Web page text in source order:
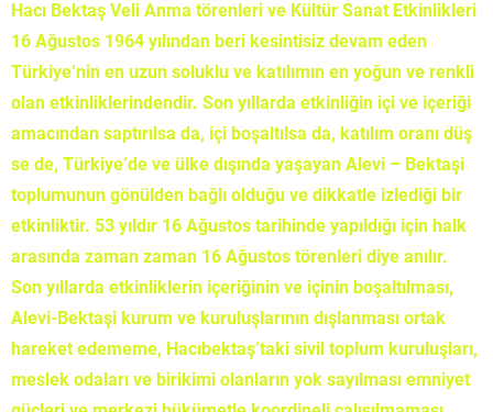
Hacı Bektaş Veli Anma törenleri ve Kültür Sanat Etkinlikleri
16 Ağustos 1964 yılından beri kesintisiz devam eden
Türkiye’nin en uzun soluklu ve katılımın en yoğun ve renkli
olan etkinliklerindendir. Son yıllarda etkinliğin içi ve içeriği
amacından saptırılsa da, içi boşaltılsa da, katılım oranı düş
se de, Türkiye’de ve ülke dışında yaşayan Alevi – Bektaşi
toplumunun gönülden bağlı olduğu ve dikkatle izlediği bir
etkinliktir. 53 yıldır 16 Ağustos tarihinde yapıldığı için halk
arasında zaman zaman 16 Ağustos törenleri diye anılır.
Son yıllarda etkinliklerin içeriğinin ve içinin boşaltılması,
Alevi-Bektaşi kurum ve kuruluşlarının dışlanması ortak
hareket edememe, Hacıbektaş’taki sivil toplum kuruluşları,
meslek odaları ve birikimi olanların yok sayılması emniyet